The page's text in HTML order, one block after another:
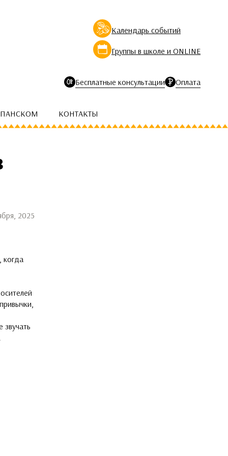
Бесплатные консультации Оплата
Календарь событий
Группы в школе и ONLINE
КОНТАКТЫ
2025
когда